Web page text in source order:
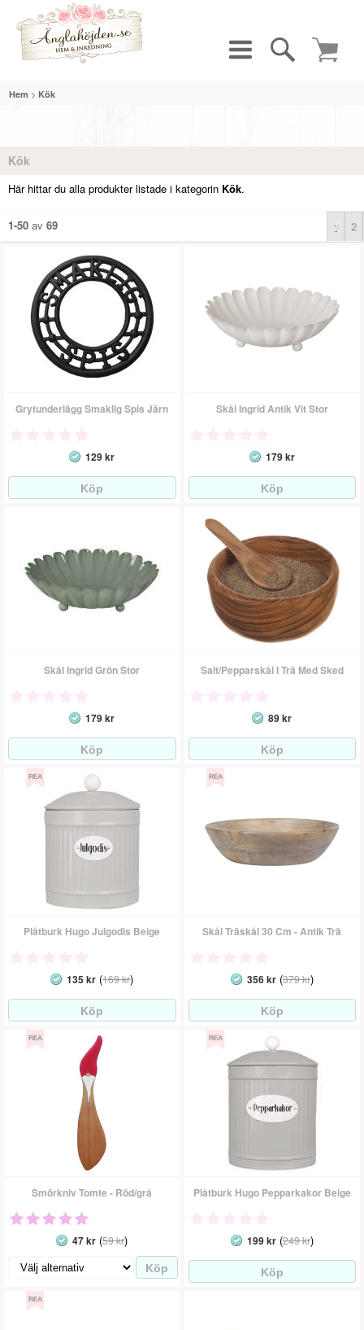
Hem > Kök
Kök
Här hittar du alla produkter listade i kategorin Kök.
1-50 av 69 1 2
Grytunderlägg Smaklig Spis Järn
129 kr
Skål Ingrid Antik Vit Stor
179 kr
Skål Ingrid Grön Stor
179 kr
Salt/Pepparskål I Trä Med Sked
89 kr
Plåtburk Hugo Julgodis Beige
135 kr (169 kr)
Skål Träskål 30 Cm - Antik Trä
356 kr(379 kr)
Smörkniv Tomte - Röd/grå
47 kr (59 kr)
Plåtburk Hugo Pepparkakor Beige
199 kr(249 kr)